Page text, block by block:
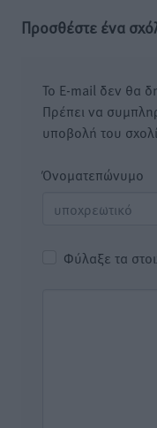
Προσθέστε ένα
Το E-mail δεν θα
Πρέπει να
υποβολή του
Όνοματεπώνυμο
Φύλαξε τα